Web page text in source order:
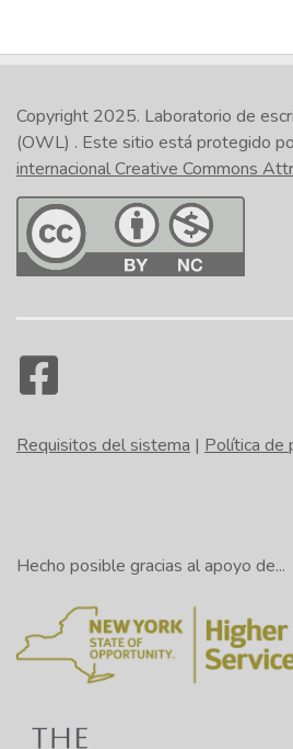
Copyright 2025. Laboratorio de
(OWL) . Este sitio está protegido
internacional Creative Commons
Requisitos del sistema | Política de
Hecho posible gracias al apoyo de...